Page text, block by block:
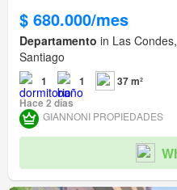
$ 680.000/mes
Departamento in Las
Santiago
1 1
37 m²
Hace 2 días
GIANNONI PROPIEDADES